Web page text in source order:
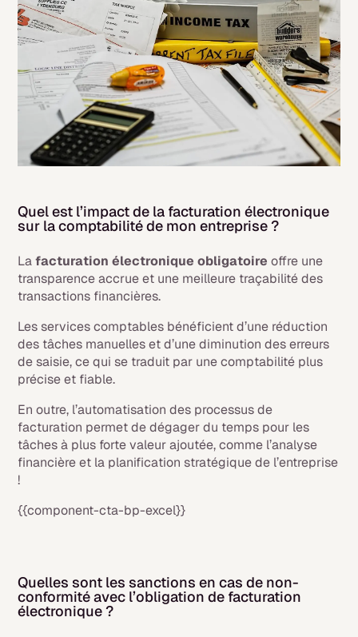
Quel est l’impact de la facturation électronique
sur la comptabilité de mon entreprise ?
Lafacturation électronique obligatoireoffre une
transparence accrue et une meilleure traçabilité des
transactions financières.
Les services comptables bénéficient d’une réduction
des tâches manuelles et d’une diminution des erreurs
de saisie, ce qui se traduit par une comptabilité plus
précise et fiable.
En outre, l’automatisation des processus de
facturation permet de dégager du temps pour les
tâches à plus forte valeur ajoutée, comme l’analyse
financière et la planification stratégique de l’entreprise
!
{{component-cta-bp-excel}}
Quelles sont les sanctions en cas de non-
conformité avec l’obligation de facturation
électronique ?